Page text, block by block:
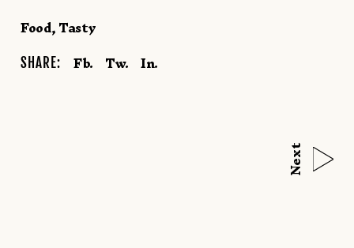
Food Tasty
SHARE: Fb. Tw. In.
Next